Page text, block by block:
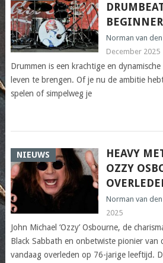
Norman van
December 2025
Drummen is een krachtige en
leven te brengen. Of je nu de ambitie
spelen of simpelweg je
NIEUWS
HEAVY
OZZY
Norman van
2025
John Michael ‘Ozzy’ Osbourne, de
Black Sabbath en onbetwiste pionier van
vandaag overleden op 76-jarige leeftijd.